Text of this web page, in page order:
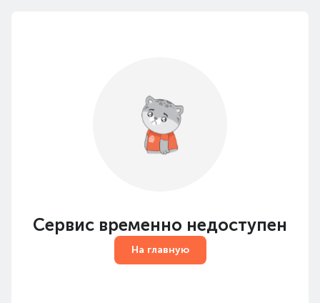
Сервис временно недоступен
На главную